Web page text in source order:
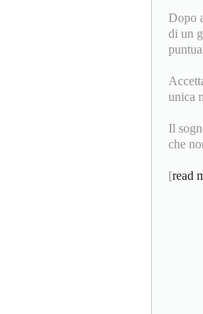
Dopo
di un
unica
Il
che
[read